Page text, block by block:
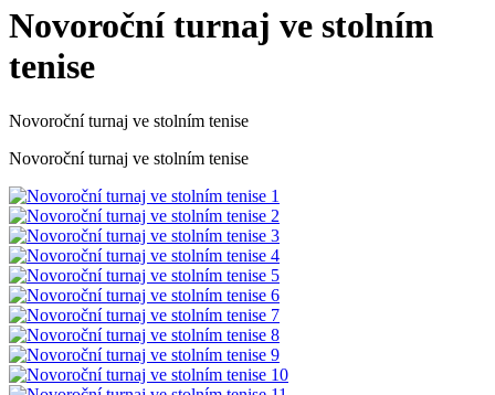
Novoroční turnaj ve stolním
tenise
Novoroční turnaj ve stolním tenise
Novoroční turnaj ve stolním tenise